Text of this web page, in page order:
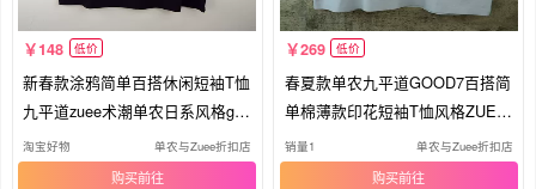
148 低价
新春款涂鸦简单百搭休闲短袖T恤
九平道zuee术潮单农日系风格goo
d7
淘宝好物 单农与Zuee折扣店
购买
269 低价
春夏款单农九平道GOOD7百搭简
单棉薄款印花短袖T恤风格ZUEE
术潮男
销量1 单农与Zuee折扣店
购买